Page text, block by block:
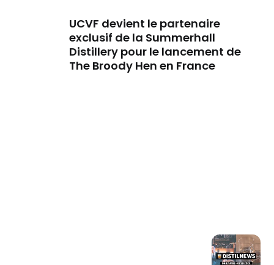
UCVF devient le partenaire
exclusif de la Summerhall
Distillery pour le lancement de
The Broody Hen en France